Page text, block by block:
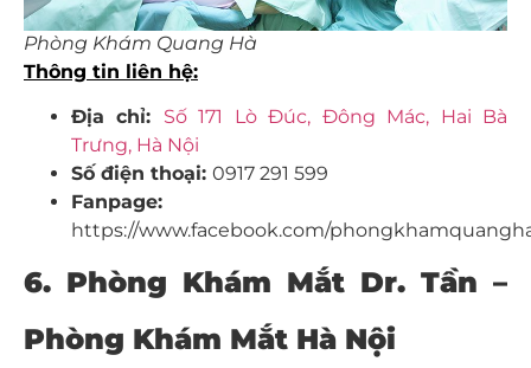
Phòng Khám Quang Hà
Thông tin liên hệ:
Địa chỉ: Số 171 Lò Đúc, Đông Mác, Hai Bà
Trưng, Hà Nội
Số điện thoại: 0917 291 599
Fanpage:
https://www.facebook.com/
6. Phòng Khám Mắt Dr. Tần –
Phòng Khám Mắt Hà Nội